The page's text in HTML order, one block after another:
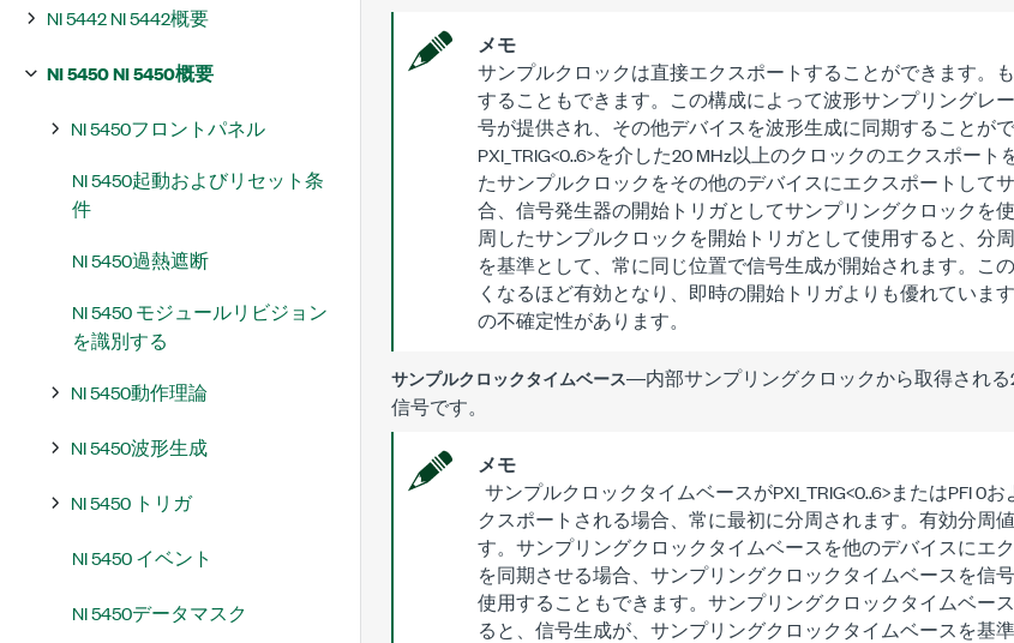
NI 5442 NI 5442概要
NI 5450 NI 5450概要
NI 5450フロントパネル
NI 5450起動およびリセット条
件
NI 5450過熱遮断
NI 5450 モジュールリビジョン
を識別する
NI 5450動作理論
NI 5450波形生成
NI 5450 トリガ
NI 5450 イベント
NI 5450データマスク
メモ
サンプルクロックは直接エクスポートすることができます。
することもできます。この構成によって波形サンプリングレ
号が提供され、その他デバイスを波形生成に同期することがで
PXI_TRIG<0..6>を介した20 MHz以上のクロックのエクスポー
たサンプルクロックをその他のデバイスにエクスポートして
合、信号発生器の開始トリガとしてサンプリングクロックを
周したサンプルクロックを開始トリガとして使用すると、分
を基準として、常に同じ位置で信号生成が開始されます。こ
くなるほど有効となり、即時の開始トリガよりも優れていま
の不確定性があります。
サンプルクロックタイムベース―内部サンプリングクロックから取得される
信号です。
メモ
サンプルクロックタイムベースがPXI_TRIG<0..6>またはPFI 0
クスポートされる場合、常に最初に分周されます。有効分周
す。サンプリングクロックタイムベースを他のデバイスにエ
を同期させる場合、サンプリングクロックタイムベースを信
使用することもできます。サンプリングクロックタイムベー
ると、信号生成が、サンプリングクロックタイムベースを基